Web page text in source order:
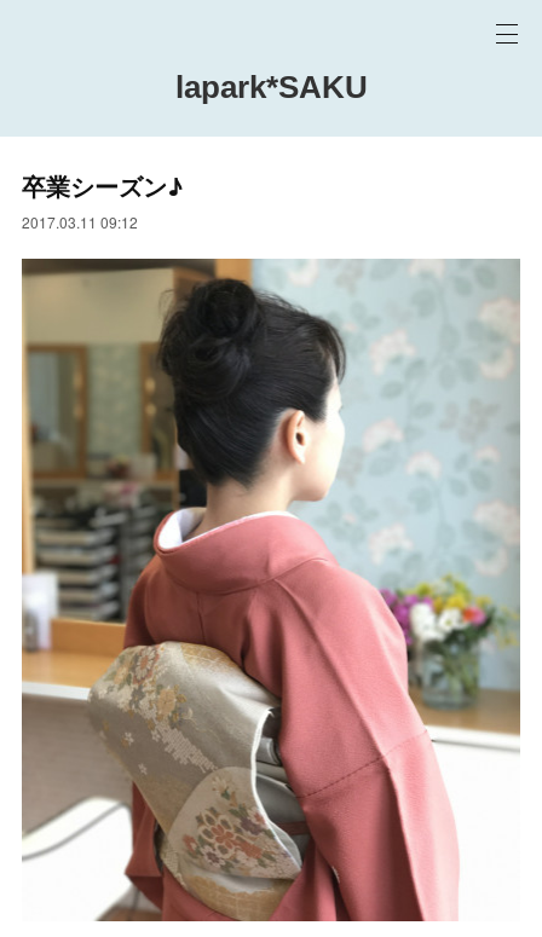
lapark*SAKU
卒業シーズン♪
2017.03.11 09:12